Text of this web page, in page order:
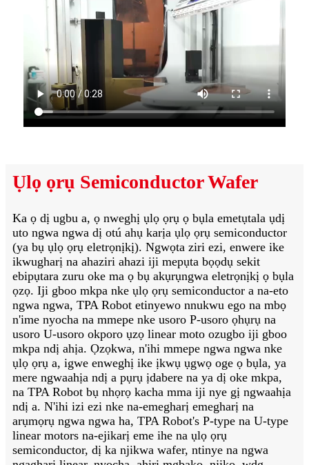
Ụlọ ọrụ Semiconductor Wafer
Ka ọ dị ugbu a, ọ nweghị ụlọ ọrụ ọ bụla emetụtala ụdị
uto ngwa ngwa dị otú ahụ karịa ụlọ ọrụ semiconductor
(ya bụ ụlọ ọrụ eletrọnịkị). Ngwọta ziri ezi, enwere ike
ikwugharị na ahaziri ahazi iji mepụta bọọdụ sekit
ebipụtara zuru oke ma ọ bụ akụrụngwa eletrọnịkị ọ bụla
ọzọ. Iji gboo mkpa nke ụlọ ọrụ semiconductor a na-eto
ngwa ngwa, TPA Robot etinyewo nnukwu ego na mbọ
n'ime nyocha na mmepe nke usoro P-usoro ọhụrụ na
usoro U-usoro okporo ụzọ linear moto ozugbo iji gboo
mkpa ndị ahịa. Ọzọkwa, n'ihi mmepe ngwa ngwa nke
ụlọ ọrụ a, igwe enweghị ike ịkwụ ụgwọ oge ọ bụla, ya
mere ngwaahịa ndị a pụrụ ịdabere na ya dị oke mkpa,
na TPA Robot bụ nhọrọ kacha mma iji nye gị ngwaahịa
ndị a. N'ihi izi ezi nke na-emegharị emegharị na
arụmọrụ ngwa ngwa ha, TPA Robot's P-type na U-type
linear motors na-ejikarị eme ihe na ụlọ ọrụ
semiconductor, dị ka njikwa wafer, ntinye na ngwa